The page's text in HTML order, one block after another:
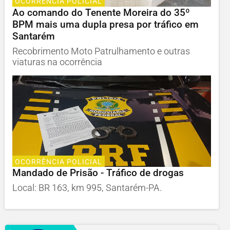
Ao comando do Tenente Moreira do 35º
BPM mais uma dupla presa por tráfico em
Santarém
Recobrimento Moto Patrulhamento e outras
viaturas na ocorrência
OCORRÊNCIA POLICIAL
Mandado de Prisão - Tráfico de drogas
Local: BR 163, km 995, Santarém-PA.